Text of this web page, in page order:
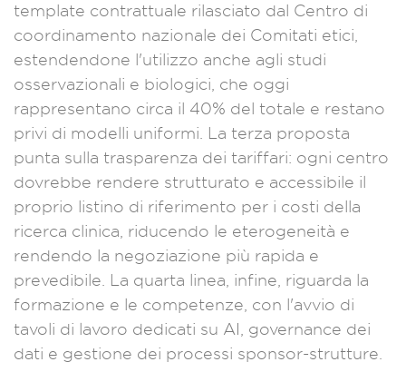
template contrattuale rilasciato dal Centro di
coordinamento nazionale dei Comitati etici,
estendendone l'utilizzo anche agli studi
osservazionali e biologici, che oggi
rappresentano circa il 40% del totale e restano
privi di modelli uniformi. La terza proposta
punta sulla trasparenza dei tariffari: ogni centro
dovrebbe rendere strutturato e accessibile il
proprio listino di riferimento per i costi della
ricerca clinica, riducendo le eterogeneità e
rendendo la negoziazione più rapida e
prevedibile. La quarta linea, infine, riguarda la
formazione e le competenze, con l'avvio di
tavoli di lavoro dedicati su AI, governance dei
dati e gestione dei processi sponsor-strutture.